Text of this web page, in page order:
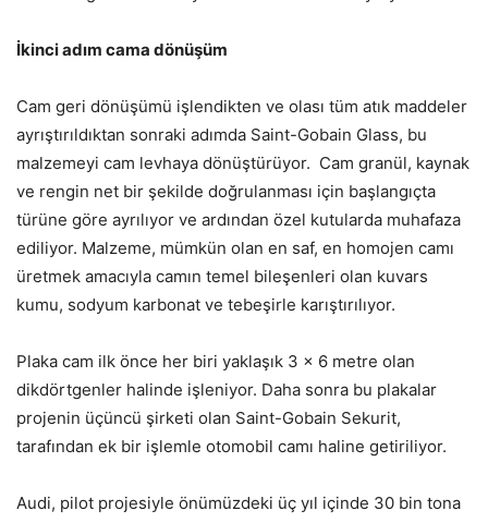
İkinci adım cama dönüşüm
Cam geri dönüşümü işlendikten ve olası tüm atık maddeler
ayrıştırıldıktan sonraki adımda Saint-Gobain Glass, bu
malzemeyi cam levhaya dönüştürüyor. Cam granül, kaynak
ve rengin net bir şekilde doğrulanması için başlangıçta
türüne göre ayrılıyor ve ardından özel kutularda muhafaza
ediliyor. Malzeme, mümkün olan en saf, en homojen camı
üretmek amacıyla camın temel bileşenleri olan kuvars
kumu, sodyum karbonat ve tebeşirle karıştırılıyor.
Plaka cam ilk önce her biri yaklaşık 3 x 6 metre olan
dikdörtgenler halinde işleniyor. Daha sonra bu plakalar
projenin üçüncü şirketi olan Saint-Gobain Sekurit,
tarafından ek bir işlemle otomobil camı haline getiriliyor.
Audi, pilot projesiyle önümüzdeki üç yıl içinde 30 bin tona